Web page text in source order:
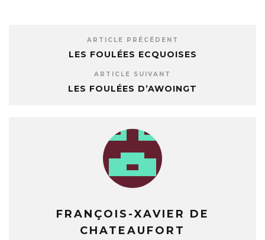
ARTICLE PRÉCÉDENT
LES FOULÉES ECQUOISES
ARTICLE SUIVANT
LES FOULÉES D’AWOINGT
FRANÇOIS-XAVIER DE
CHATEAUFORT